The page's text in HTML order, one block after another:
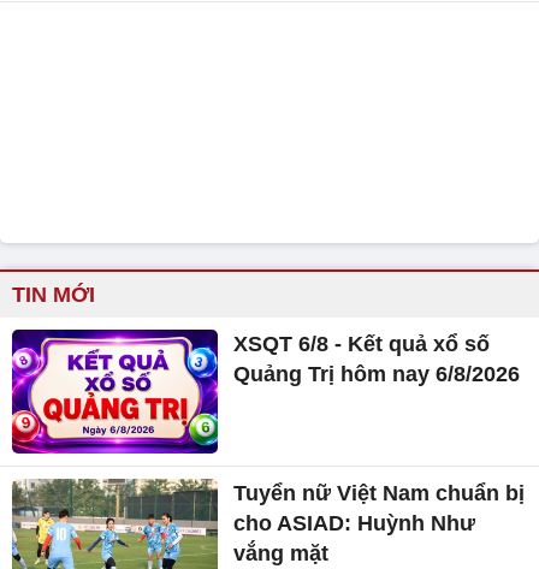
TIN MỚI
XSQT 6/8 - Kết quả xổ số
Quảng Trị hôm nay 6/8/2026
Tuyển nữ Việt Nam chuẩn bị
cho ASIAD: Huỳnh Như
vắng mặt